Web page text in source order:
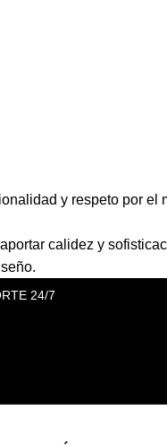
y respeto por
calidez y
24/7